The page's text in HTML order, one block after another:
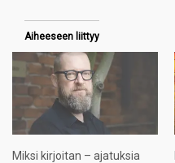
Aiheeseen liittyy
Miksi kirjoitan – ajatuksia